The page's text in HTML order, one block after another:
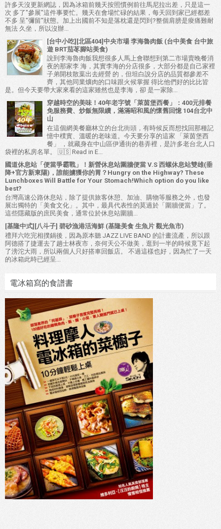
許多天沒更新網誌，因為冰箱前幾天按照慣例前往馬尼拉出差，只是這一
次 多了"參展"這件事要忙。幾天在會場忙碌的結果，每天回到家已經都差
不多 呈"彌留"狀態。加上出國前不知是落枕還是閃到?整個肩膀是痠痛難耐
無法 久坐，所以沒辦...
[台中小吃][北區404]中央市場 李海魯肉飯 (台中美食 台中旅
遊 BRT茄苳腳站美食)
說到李海魯肉飯我想很多人馬上會聯想到第二市場賣晚餐消
夜的那家李 海，其實李海的分店很多，大部分都是自己家裡
子弟開枝散葉出去經營 的，但坦白說分店的品質都參差不
齊，其他同業爌肉的口味跟火候掌握 得比他們好的比比皆
是。但今天要帶大家來看的這家雖然也是李海，卻 是一家除...
穿越時空的美味！40年老字號「萊茵堡西餐」：400元排餐
免服務費、炒飯無限續，滿滿昭和風的懷舊回憶 104台北中
山
在這個網美餐廳林立的台北街頭，有時候反而想找回那種記
憶中樸實、溫暖的老味道。今天要分享的這家 「萊茵堡西
餐」 ，就藏身在中山區伊通街的巷弄裡，是許多老台北人口
袋裡的私房名單。 🇺🇸 Read in E...
國道休息站「便當爭霸戰」！新營休息站圍牆便當 V.S 西螺休息站雙雄(垂
降+官方新東陽)，誰能擄獲你的胃？Hungry on the Highway? These
Lunchboxes Will Battle for Your Stomach!Which option do you like
best?
台灣高速公路休息站，除了提供旅客休憩、加油、購物等服務之外，也發
展出獨特的「美食文化」。其中，最具代表性的莫過於「圍牆便當」了。
這些隱藏版的庶民美食，通常位於休息站圍牆...
[基隆中式][八斗子] 碧砂漁港活海鮮 (基隆美食 生魚片 觀光魚市)
禮拜六吃完相撲鍋後，因為原本聽 JAZZ LIVE BAND 的計畫流產，所以跟
阿德搭了捷運去了趟士林夜市，奈何天公不做美，逛到一半的時候竟下起
了滂沱大雨，所以兩個人只好搭車回飯店。 不過這樣也好，因為忙了一天
的冰箱此時已經呈...
電冰箱寫的食譜書